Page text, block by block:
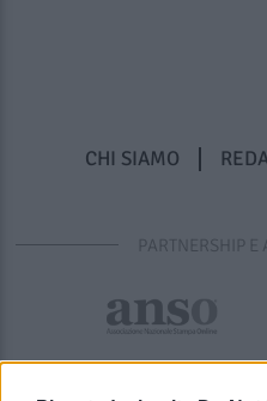
CHI SIAMO
PARTNERSHIP E